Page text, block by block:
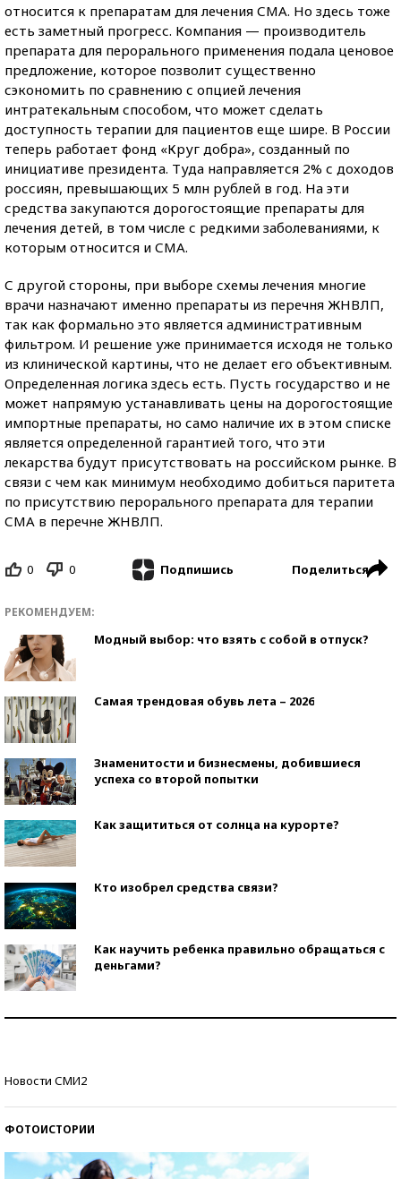
относится к препаратам для лечения СМА. Но здесь тоже
есть заметный прогресс. Компания — производитель
препарата для перорального применения подала ценовое
предложение, которое позволит существенно
сэкономить по сравнению с опцией лечения
интратекальным способом, что может сделать
доступность терапии для пациентов еще шире. В России
теперь работает фонд «Круг добра», созданный по
инициативе президента. Туда направляется 2% с доходов
россиян, превышающих 5 млн рублей в год. На эти
средства закупаются дорогостоящие препараты для
лечения детей, в том числе с редкими заболеваниями, к
которым относится и СМА.
С другой стороны, при выборе схемы лечения многие
врачи назначают именно препараты из перечня ЖНВЛП,
так как формально это является административным
фильтром. И решение уже принимается исходя не только
из клинической картины, что не делает его объективным.
Определенная логика здесь есть. Пусть государство и не
может напрямую устанавливать цены на дорогостоящие
импортные препараты, но само наличие их в этом списке
является определенной гарантией того, что эти
лекарства будут присутствовать на российском рынке. В
связи с чем как минимум необходимо добиться паритета
по присутствию перорального препарата для терапии
СМА в перечне ЖНВЛП.
0 0 Подпишись Поделиться
РЕКОМЕНДУЕМ:
Модный выбор: что взять с собой в отпуск?
Самая трендовая обувь лета – 2026
Знаменитости и бизнесмены, добившиеся
успеха со второй попытки
Как защититься от солнца на курорте?
Кто изобрел средства связи?
Как научить ребенка правильно обращаться с
деньгами?
Новости СМИ2
ФОТОИСТОРИИ